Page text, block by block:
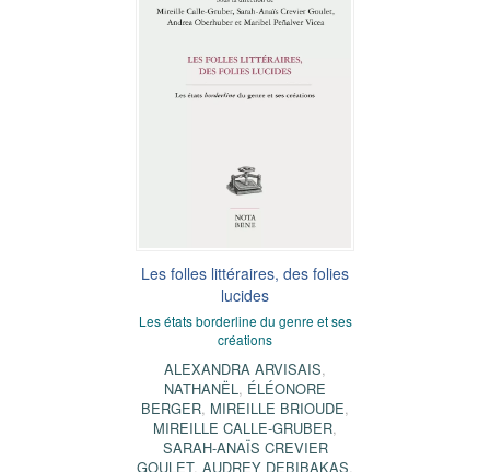
Les folles littéraires, des folies
lucides
Les états borderline du genre et ses
créations
ALEXANDRA ARVISAIS,
NATHANËL, ÉLÉONORE
BERGER, MIREILLE BRIOUDE,
MIREILLE CALLE-GRUBER,
SARAH-ANAÏS CREVIER
GOULET, AUDREY DEBIBAKAS,